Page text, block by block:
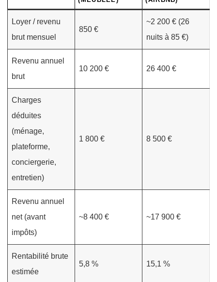
Loyer / revenu
brut mensuel
850 €
~2 200 € (26
nuits à 85 €)
Revenu annuel
brut
10 200 € 26 400 €
Charges
déduites
(ménage,
plateforme,
conciergerie,
entretien)
1 800 € 8 500 €
Revenu annuel
net (avant
impôts)
~8 400 € ~17 900 €
Rentabilité brute
estimée
5,8 % 15,1 %